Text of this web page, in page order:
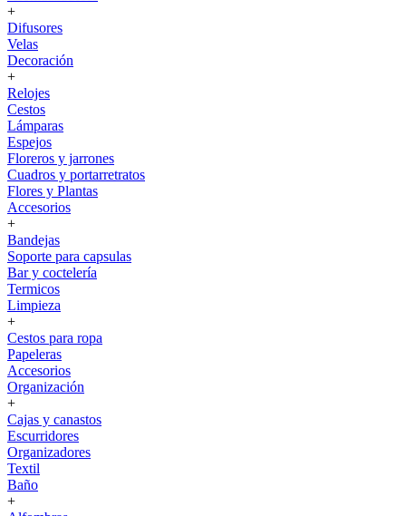
+
Difusores
Velas
Decoración
+
Relojes
Cestos
Lámparas
Espejos
Floreros y jarrones
Cuadros y portarretratos
Flores y Plantas
Accesorios
+
Bandejas
Soporte para capsulas
Bar y coctelería
Termicos
Limpieza
+
Cestos para ropa
Papeleras
Accesorios
Organización
+
Cajas y canastos
Escurridores
Organizadores
Textil
Baño
+